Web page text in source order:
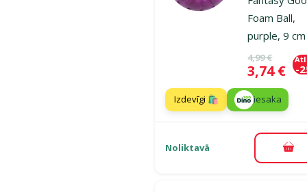
Foam Ball,
purple, 9 cm
Oriģinālā
4,99 €
Cena
3,74 € -
Izdevīgi 🛍️ iesaka
Noliktavā